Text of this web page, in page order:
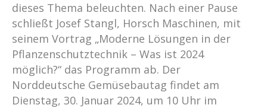
dieses Thema beleuchten. Nach einer Pause
schließt Josef Stangl, Horsch Maschinen, mit
seinem Vortrag „Moderne Lösungen in der
Pflanzenschutztechnik – Was ist 2024
möglich?“ das Programm ab. Der
Norddeutsche Gemüsebautag findet am
Dienstag, 30. Januar 2024, um 10 Uhr im